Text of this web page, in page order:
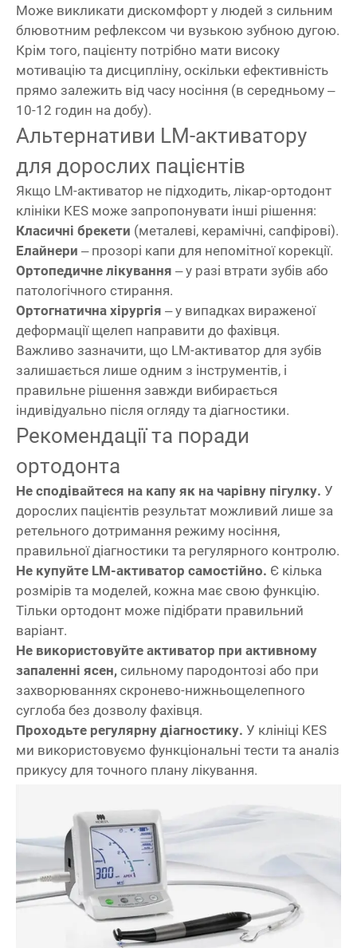
Може викликати дискомфорт у людей з сильним
блювотним рефлексом чи вузькою зубною дугою.
Крім того, пацієнту потрібно мати високу
мотивацію та дисципліну, оскільки ефективність
прямо залежить від часу носіння (в середньому –
10-12 годин на добу).
Альтернативи LM-активатору
для дорослих пацієнтів
Якщо LM-активатор не підходить, лікар-ортодонт
клініки KES може запропонувати інші рішення:
Класичні брекети (металеві, керамічні, сапфірові).
Елайнери – прозорі капи для непомітної корекції.
Ортопедичне лікування – у разі втрати зубів або
патологічного стирання.
Ортогнатична хірургія – у випадках вираженої
деформації щелеп направити до фахівця.
Важливо зазначити, що LM-активатор для зубів
залишається лише одним з інструментів, і
правильне рішення завжди вибирається
індивідуально після огляду та діагностики.
Рекомендації та поради
ортодонта
Не сподівайтеся на капу як на чарівну пігулку. У
дорослих пацієнтів результат можливий лише за
ретельного дотримання режиму носіння,
правильної діагностики та регулярного контролю.
Не купуйте LM-активатор самостійно. Є кілька
розмірів та моделей, кожна має свою функцію.
Тільки ортодонт може підібрати правильний
варіант.
Не використовуйте активатор при активному
запаленні ясен, сильному пародонтозі або при
захворюваннях скронево-нижньощелепного
суглоба без дозволу фахівця.
Проходьте регулярну діагностику. У клініці KES
ми використовуємо функціональні тести та аналіз
прикусу для точного плану лікування.